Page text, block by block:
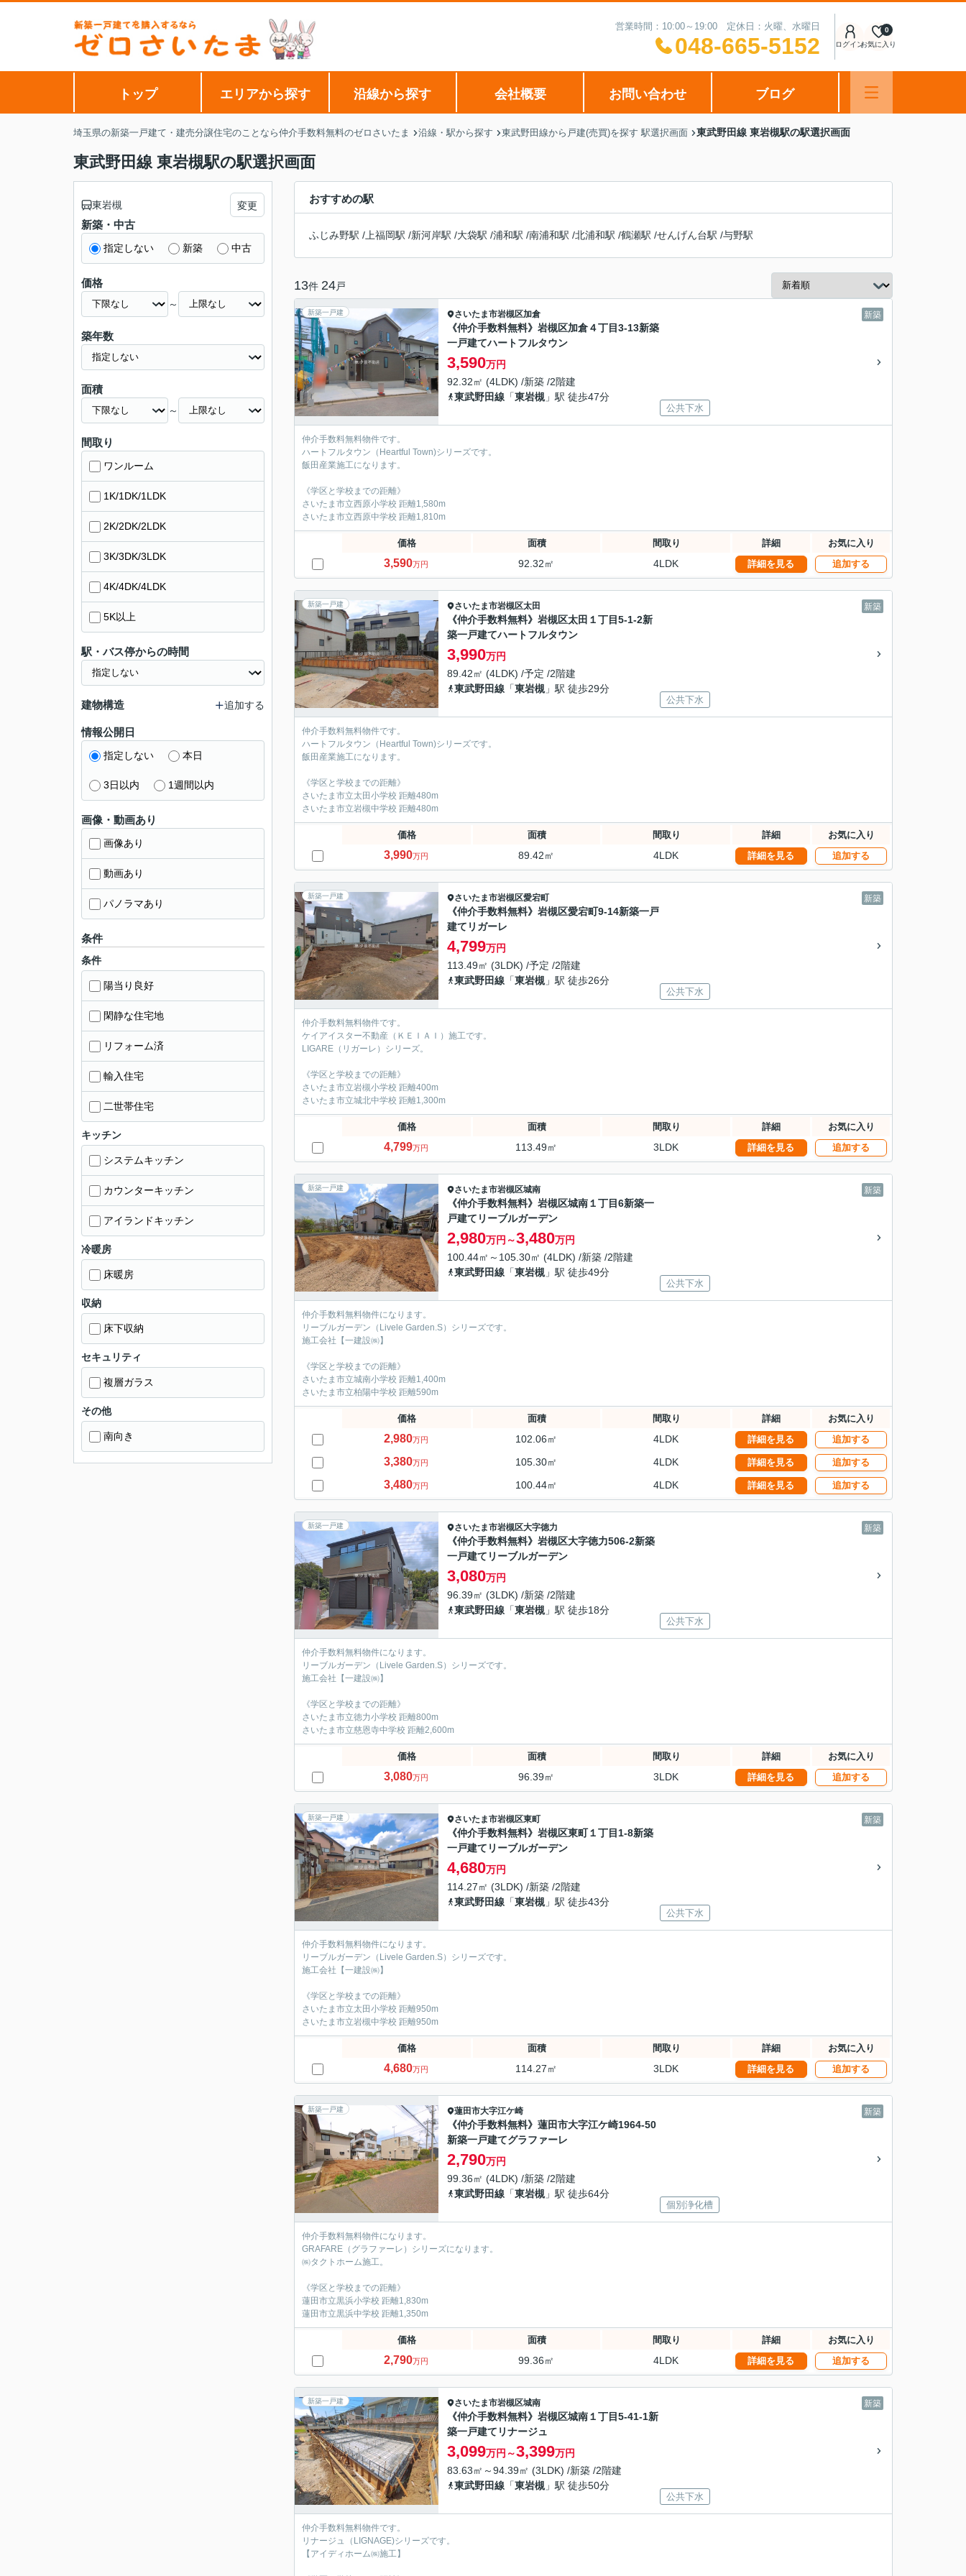
営業時間：10:00～19:00 定休日：火曜、水曜日
048-665-5152 ログインお気に入り
0
トップ エリアから探す 沿線から探す 会社概要 お問い合わせ ブログ
埼玉県の新築一戸建て・建売分譲住宅のことなら仲介手数料無料のゼロさいたま 沿線・駅から探す 東武野田線から戸建(売買)を探す 駅選択画面 東武野田線 東岩槻駅の駅選択画面
東武野田線 東岩槻駅の駅選択画面
おすすめの駅
ふじみ野駅 / 上福岡駅 /新河岸駅 /大袋駅 /浦和駅 /南浦和駅 /北浦和駅 /鶴瀬駅 /せんげん台駅 /与野駅
13件 24戸
新築一戸建 新築
さいたま市岩槻区加倉
《仲介手数料無料》岩槻区加倉４丁目3-13新築
一戸建てハートフルタウン
3,590万円
92.32㎡ (4LDK) /新築 /2階建
東武野田線 「東岩槻 」駅 徒歩47分
公共下水
仲介手数料無料物件です。
ハートフルタウン（Heartful Town)シリーズです。
飯田産業施工になります。
《学区と学校までの距離》
さいたま市立西原小学校 距離1,580m
さいたま市立西原中学校 距離1,810m
価格 面積 間取り 詳細 お気に入り
3,590万円 92.32㎡ 4LDK 詳細を見る 追加する
新築一戸建 新築
さいたま市岩槻区太田
《仲介手数料無料》岩槻区太田１丁目5-1-2新
築一戸建てハートフルタウン
3,990万円
89.42㎡ (4LDK) /予定 /2階建
東武野田線 「東岩槻 」駅 徒歩29分
公共下水
仲介手数料無料物件です。
ハートフルタウン（Heartful Town)シリーズです。
飯田産業施工になります。
《学区と学校までの距離》
さいたま市立太田小学校 距離480m
さいたま市立岩槻中学校 距離480m
価格 面積 間取り 詳細 お気に入り
3,990万円 89.42㎡ 4LDK 詳細を見る 追加する
新築一戸建 新築
さいたま市岩槻区愛宕町
《仲介手数料無料》岩槻区愛宕町9-14新築一戸
建てリガーレ
4,799万円
113.49㎡ (3LDK) /予定 /2階建
東武野田線 「東岩槻 」駅 徒歩26分
公共下水
仲介手数料無料物件です。
ケイアイスター不動産（ＫＥＩＡＩ）施工です。
LIGARE（リガーレ）シリーズ。
《学区と学校までの距離》
さいたま市立岩槻小学校 距離400m
さいたま市立城北中学校 距離1,300m
価格 面積 間取り 詳細 お気に入り
4,799万円 113.49㎡ 3LDK 詳細を見る 追加する
新築一戸建 新築
さいたま市岩槻区城南
《仲介手数料無料》岩槻区城南１丁目6新築一
戸建てリーブルガーデン
2,980万円～3,480万円
100.44㎡～105.30㎡ (4LDK) /新築 /2階建
東武野田線 「東岩槻 」駅 徒歩49分
公共下水
仲介手数料無料物件になります。
リーブルガーデン（Livele Garden.S）シリーズです。
施工会社【一建設㈱】
《学区と学校までの距離》
さいたま市立城南小学校 距離1,400m
さいたま市立柏陽中学校 距離590m
価格 面積 間取り 詳細 お気に入り
2,980万円 102.06㎡ 4LDK 詳細を見る 追加する
3,380万円 105.30㎡ 4LDK 詳細を見る 追加する
3,480万円 100.44㎡ 4LDK 詳細を見る 追加する
新築一戸建 新築
さいたま市岩槻区大字徳力
《仲介手数料無料》岩槻区大字徳力506-2新築
一戸建てリーブルガーデン
3,080万円
96.39㎡ (3LDK) /新築 /2階建
東武野田線 「東岩槻 」駅 徒歩18分
公共下水
仲介手数料無料物件になります。
リーブルガーデン（Livele Garden.S）シリーズです。
施工会社【一建設㈱】
《学区と学校までの距離》
さいたま市立徳力小学校 距離800m
さいたま市立慈恩寺中学校 距離2,600m
価格 面積 間取り 詳細 お気に入り
3,080万円 96.39㎡ 3LDK 詳細を見る 追加する
新築一戸建 新築
さいたま市岩槻区東町
《仲介手数料無料》岩槻区東町１丁目1-8新築
一戸建てリーブルガーデン
4,680万円
114.27㎡ (3LDK) /新築 /2階建
東武野田線 「東岩槻 」駅 徒歩43分
公共下水
仲介手数料無料物件になります。
リーブルガーデン（Livele Garden.S）シリーズです。
施工会社【一建設㈱】
《学区と学校までの距離》
さいたま市立太田小学校 距離950m
さいたま市立岩槻中学校 距離950m
価格 面積 間取り 詳細 お気に入り
4,680万円 114.27㎡ 3LDK 詳細を見る 追加する
新築一戸建 新築
蓮田市大字江ケ崎
《仲介手数料無料》蓮田市大字江ケ崎1964-50
新築一戸建てグラファーレ
2,790万円
99.36㎡ (4LDK) /新築 /2階建
東武野田線 「東岩槻 」駅 徒歩64分
個別浄化槽
仲介手数料無料物件になります。
GRAFARE（グラファーレ）シリーズになります。
㈱タクトホーム施工。
《学区と学校までの距離》
蓮田市立黒浜小学校 距離1,830m
蓮田市立黒浜中学校 距離1,350m
価格 面積 間取り 詳細 お気に入り
2,790万円 99.36㎡ 4LDK 詳細を見る 追加する
新築一戸建 新築
さいたま市岩槻区城南
《仲介手数料無料》岩槻区城南１丁目5-41-1新
築一戸建てリナージュ
3,099万円～3,399万円
83.63㎡～94.39㎡ (3LDK) /新築 /2階建
東武野田線 「東岩槻 」駅 徒歩50分
公共下水
仲介手数料無料物件です。
リナージュ（LIGNAGE)シリーズです。
【アイディホーム㈱施工】
東岩槻 変更
新築・中古
指定しない 新築 中古
価格
～
築年数
面積
～
間取り
ワンルーム
1K/1DK/1LDK
2K/2DK/2LDK
3K/3DK/3LDK
4K/4DK/4LDK
5K以上
駅・バス停からの時間
建物構造 追加する
情報公開日
指定しない 本日
3日以内 1週間以内
画像・動画あり
画像あり
動画あり
パノラマあり
条件
条件
陽当り良好
閑静な住宅地
リフォーム済
輸入住宅
二世帯住宅
キッチン
システムキッチン
カウンターキッチン
アイランドキッチン
冷暖房
床暖房
収納
床下収納
セキュリティ
複層ガラス
その他
南向き